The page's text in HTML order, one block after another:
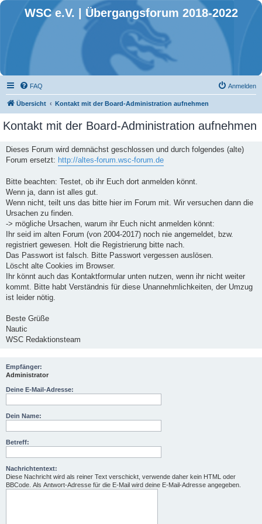
WSC e.V. | Übergangsforum 2018-2022
FAQ Anmelden
Übersicht Kontakt mit der Board-Administration aufnehmen
Kontakt mit der Board-Administration aufnehmen
Dieses Forum wird demnächst geschlossen und durch folgendes (alte)
Forum ersetzt: http://altes-forum.wsc-forum.de
Bitte beachten: Testet, ob ihr Euch dort anmelden könnt.
Wenn ja, dann ist alles gut.
Wenn nicht, teilt uns das bitte hier im Forum mit. Wir versuchen dann die
Ursachen zu finden.
-> mögliche Ursachen, warum ihr Euch nicht anmelden könnt:
Ihr seid im alten Forum (von 2004-2017) noch nie angemeldet, bzw.
registriert gewesen. Holt die Registrierung bitte nach.
Das Passwort ist falsch. Bitte Passwort vergessen auslösen.
Löscht alte Cookies im Browser.
Ihr könnt auch das Kontaktformular unten nutzen, wenn ihr nicht weiter
kommt. Bitte habt Verständnis für diese Unannehmlichkeiten, der Umzug
ist leider nötig.
Beste Grüße
Nautic
WSC Redaktionsteam
Empfänger:
Administrator
Deine E-Mail-Adresse:
Dein Name:
Betreff:
Nachrichtentext:
Diese Nachricht wird als reiner Text verschickt, verwende daher kein HTML oder
BBCode. Als Antwort-Adresse für die E-Mail wird deine E-Mail-Adresse angegeben.